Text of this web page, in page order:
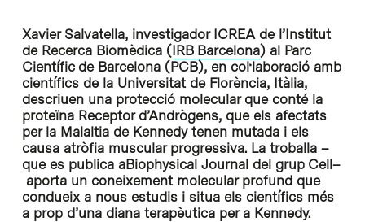
Xavier Salvatella, investigador ICREA de l’Institut
de Recerca Biomèdica (IRB Barcelona) al Parc
Científic de Barcelona (PCB), en col·laboració amb
científics de la Universitat de Florència, Itàlia,
descriuen una protecció molecular que conté la
proteïna Receptor d’Andrògens, que els afectats
per la Malaltia de Kennedy tenen mutada i els
causa atròfia muscular progressiva. La troballa –
que es publica aBiophysical Journal del grup Cell–
aporta un coneixement molecular profund que
condueix a nous estudis i situa els científics més
a prop d’una diana terapèutica per a Kennedy.